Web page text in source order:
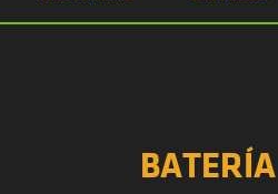
BATERÍA